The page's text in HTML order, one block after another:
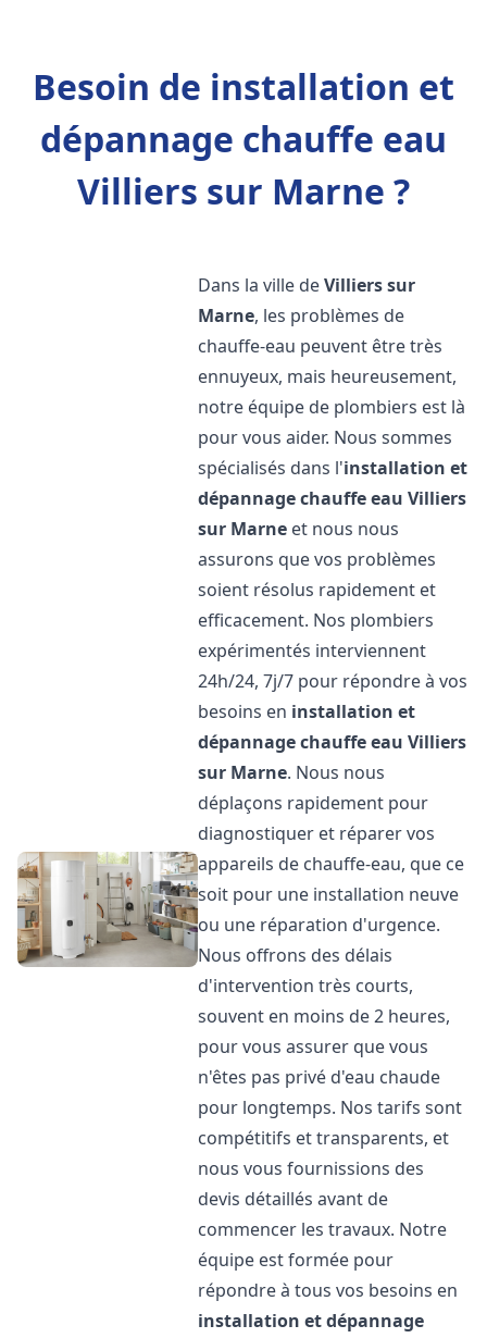
Besoin de installation et
dépannage chauffe eau
Villiers sur Marne ?
Dans la ville deVilliers sur
Marne, les problèmes de
chauffe-eau peuvent être très
ennuyeux, mais heureusement,
notre équipe de plombiers est là
pour vous aider. Nous sommes
spécialisés dans l'installation et
dépannage chauffe eau Villiers
sur Marne et nous nous
assurons que vos problèmes
soient résolus rapidement et
efficacement. Nos plombiers
expérimentés interviennent
24h/24, 7j/7 pour répondre à vos
besoins en installation et
dépannage chauffe eau Villiers
sur Marne. Nous nous
déplaçons rapidement pour
diagnostiquer et réparer vos
appareils de chauffe-eau, que ce
soit pour une installation neuve
ou une réparation d'urgence.
Nous offrons des délais
d'intervention très courts,
souvent en moins de 2 heures,
pour vous assurer que vous
n'êtes pas privé d'eau chaude
pour longtemps. Nos tarifs sont
compétitifs et transparents, et
nous vous fournissions des
devis détaillés avant de
commencer les travaux. Notre
équipe est formée pour
répondre à tous vos besoins en
installation et dépannage